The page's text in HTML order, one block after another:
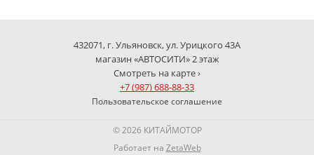
432071, г. Ульяновск, ул. Урицкого 43А
магазин «АВТОСИТИ» 2 этаж
Смотреть на карте ›
+7 (987) 688-88-33
Пользовательское соглашение
© 2026 КИТАЙМОТОР
Работает на ZetaWeb